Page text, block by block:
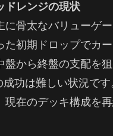
ドレンジの現状
骨太なバリューゲー
初期ドロップでカ
から終盤の支配を
功は難しい状況です
在のデッキ構成を